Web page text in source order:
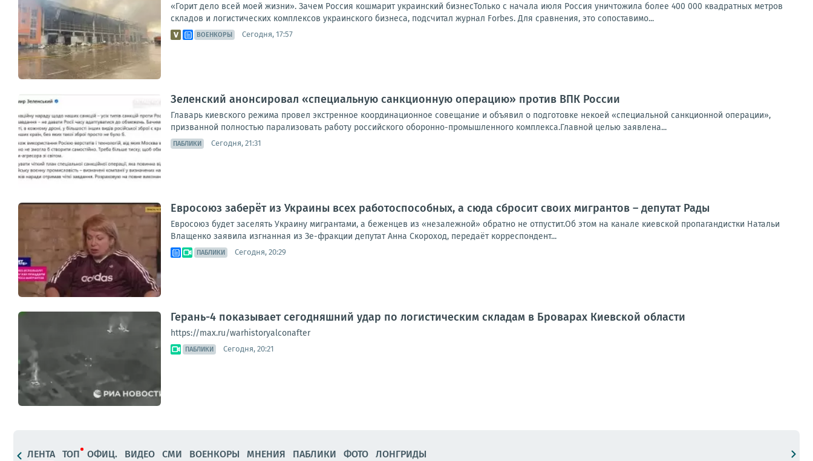
«Горит дело всей моей жизни». Зачем Россия кошмарит украинский бизнесТолько с начала июля Россия уничтожила более 400 000 квадратных метров
складов и логистических комплексов украинского бизнеса, подсчитал журнал Forbes. Для сравнения, это сопоставимо...
ВОЕНКОРЫ Сегодня, 17:57
Зеленский анонсировал «специальную санкционную операцию» против ВПК России
Главарь киевского режима провел экстренное координационное совещание и объявил о подготовке некоей «специальной санкционной операции»,
призванной полностью парализовать работу российского оборонно-промышленного комплекса.Главной целью заявлена...
ПАБЛИКИ Сегодня, 21:31
Евросоюз заберёт из Украины всех работоспособных, а сюда сбросит своих мигрантов – депутат Рады
Евросоюз будет заселять Украину мигрантами, а беженцев из «незалежной» обратно не отпустит.Об этом на канале киевской пропагандистки Натальи
Влащенко заявила изгнанная из Зе-фракции депутат Анна Скороход, передаёт корреспондент...
ПАБЛИКИ Сегодня, 20:29
Герань-4 показывает сегодняшний удар по логистическим складам в Броварах Киевской области
https://max.ru/warhistoryalconafter
ПАБЛИКИ Сегодня, 20:21
ЛЕНТА ТОП ОФИЦ. ВИДЕО СМИ ВОЕНКОРЫ МНЕНИЯ ПАБЛИКИ ФОТО ЛОНГРИДЫ